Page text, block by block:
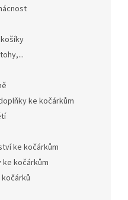
ke kočárkům
ke kočárkům
ke kočárkům